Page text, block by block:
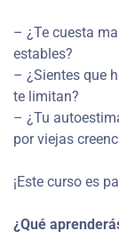
– ¿Te cuesta
estables?
– ¿Sientes que
te limitan?
– ¿Tu
por viejas
¡Este curso es
¿Qué